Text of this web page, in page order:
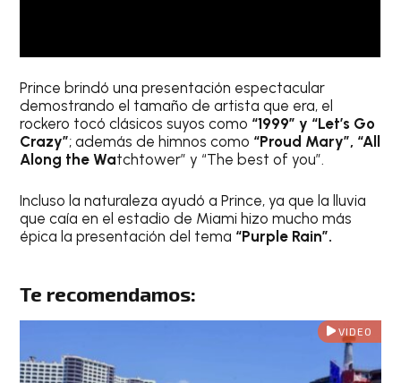
Prince brindó una presentación espectacular
demostrando el tamaño de artista que era, el
rockero tocó clásicos suyos como “1999” y “Let’s Go
Crazy”; además de himnos como “Proud Mary”, “All
Along the Watchtower” y “The best of you”.
Incluso la naturaleza ayudó a Prince, ya que la lluvia
que caía en el estadio de Miami hizo mucho más
épica la presentación del tema “Purple Rain”.
Te recomendamos:
VIDEO